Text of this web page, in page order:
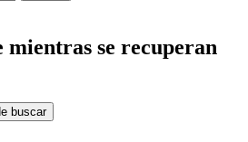
mientras se recuperan
buscar